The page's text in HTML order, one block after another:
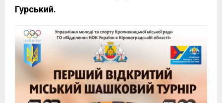
Гурський.